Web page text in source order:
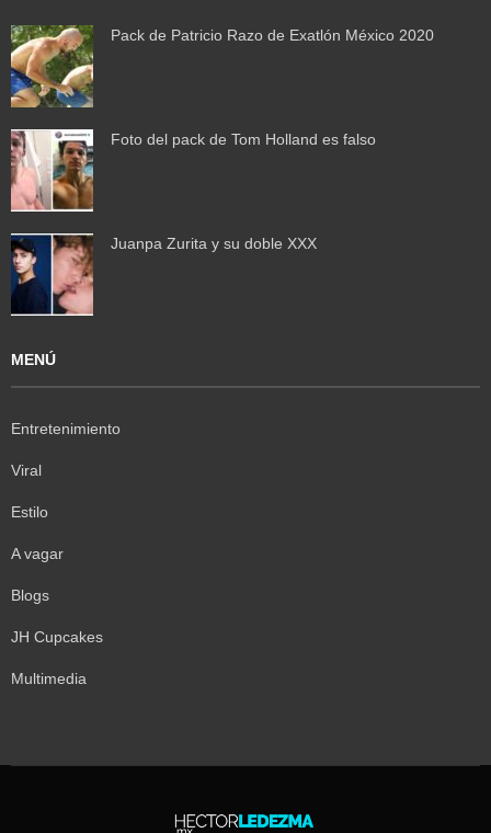
Pack de Patricio Razo de Exatlón México 2020
Foto del pack de Tom Holland es falso
Juanpa Zurita y su doble XXX
MENÚ
Entretenimiento
Viral
Estilo
A vagar
Blogs
JH Cupcakes
Multimedia